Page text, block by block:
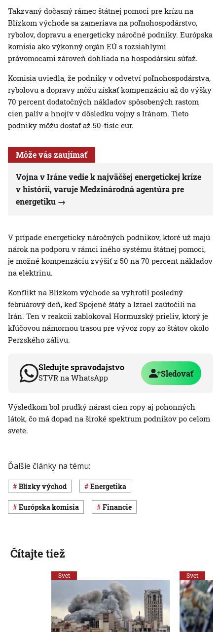
Takzvaný dočasný rámec štátnej pomoci pre krízu na
Blízkom východe sa zameriava na poľnohospodárstvo,
rybolov, dopravu a energeticky náročné podniky. Európska
komisia ako výkonný orgán EÚ s rozsiahlymi
právomocami zároveň dohliada na hospodársku súťaž.
Komisia uviedla, že podniky v odvetví poľnohospodárstva,
rybolovu a dopravy môžu získať kompenzáciu až do výšky
70 percent dodatočných nákladov spôsobených rastom
cien palív a hnojív v dôsledku vojny s Iránom. Tieto
podniky môžu dostať až 50-tisíc eur.
Môže vás zaujímať
Vojna v Iráne vedie k najväčšej energetickej kríze
v histórii, varuje Medzinárodná agentúra pre
energetiku
V prípade energeticky náročných podnikov, ktoré už majú
nárok na podporu v rámci iného systému štátnej pomoci,
je možné kompenzáciu zvýšiť z 50 na 70 percent nákladov
na elektrinu.
Konflikt na Blízkom východe sa vyhrotil posledný
februárový deň, keď Spojené štáty a Izrael zaútočili na
Irán. Ten v reakcii zablokoval Hormuzský prieliv, ktorý je
kľúčovou námornou trasou pre vývoz ropy zo štátov okolo
Perzského zálivu.
Sledujte spravodajstvo
STVR na WhatsApp Sledovať
Výsledkom bol prudký nárast cien ropy aj pohonných
látok, čo má dopad na široké spektrum podnikov po celom
svete.
Ďalšie články na tému:
Blízky východ Energetika
Európska komisia Financie
Čítajte tiež
Svet Svet